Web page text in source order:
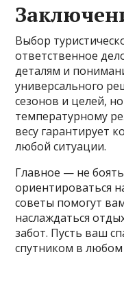
Выбор
ответственное
деталям и
универсального
сезонов и целей,
температурному
весу гарантирует
любой ситуации.
Главное — не
ориентироваться
советы помогут
наслаждаться
забот. Пусть ваш
спутником в